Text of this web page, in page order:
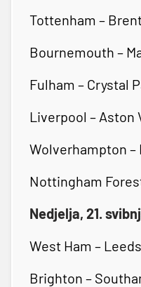
Tottenham –
Bournemouth –
Fulham – Crystal
Liverpool – Aston
Wolverhampton –
Nottingham
Nedjelja, 21.
West Ham –
Brighton –